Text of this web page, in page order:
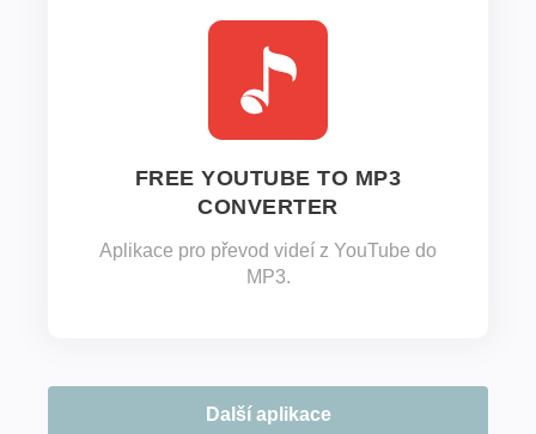
FREE YOUTUBE TO MP3
CONVERTER
Aplikace pro převod videí z YouTube do
MP3.
Další aplikace